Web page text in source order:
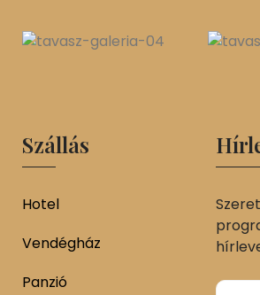
Szállás
Hotel
Vendégház
Panzió